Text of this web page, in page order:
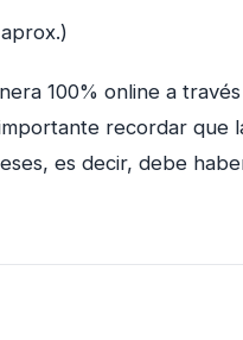
100% online a
recordar
es decir, debe